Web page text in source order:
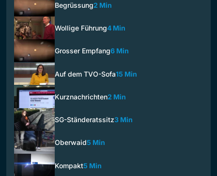
Begrüssung2 Min
Wollige Führung4 Min
Grosser Empfang6 Min
Auf dem TVO-Sofa15 Min
Kurznachrichten2 Min
SG-Ständeratssitz3 Min
Oberwaid5 Min
Kompakt5 Min